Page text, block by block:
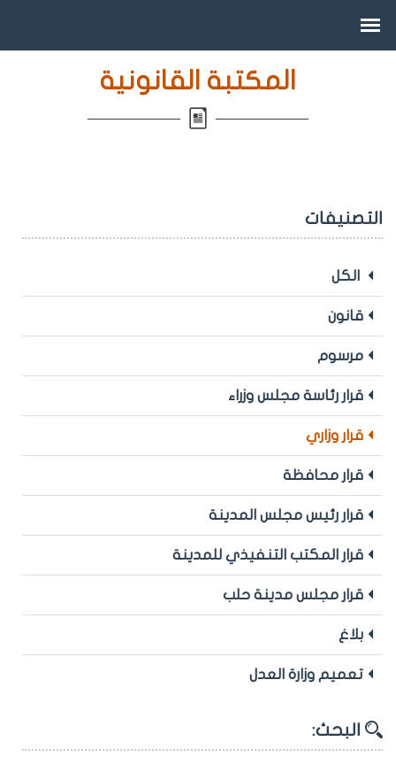
المكتبة القانونية
التصنيفات
الكل
قانون
مرسوم
قرار رئاسة مجلس وزراء
قرار وزاري
قرار محافظة
قرار رئيس مجلس المدينة
قرار المكتب التنفيذي للمدينة
قرار مجلس مدينة حلب
بلاغ
تعميم وزارة العدل
البحث: